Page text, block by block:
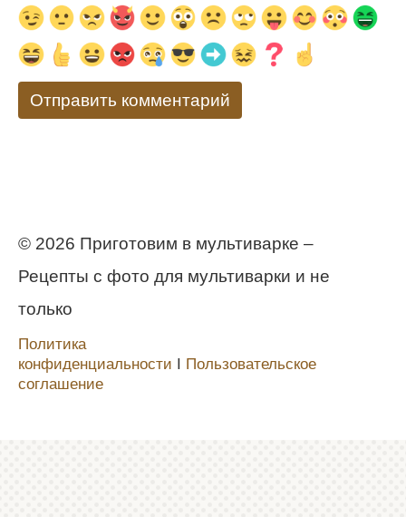
© 2026 Приготовим в мультиварке –
Рецепты с фото для мультиварки и не
только
Политика
конфиденциальности Ι Пользовательское
соглашение